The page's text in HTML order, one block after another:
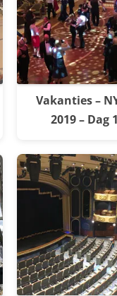
Vakanties –
2019 – Dag